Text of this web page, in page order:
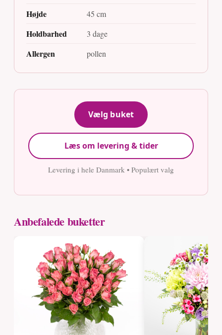
Højde 45 cm
Holdbarhed 3 dage
Allergen pollen
Vælg buket
Læs om levering & tider
Levering i hele Danmark • Populært valg
Anbefalede buketter